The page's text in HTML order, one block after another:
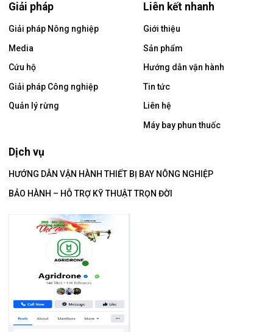
Giải pháp
Giải pháp Nông nghiệp
Media
Cứu hộ
Giải pháp Công nghiệp
Quản lý rừng
Dịch vụ
HƯỚNG DẪN VẬN HÀNH THIẾT BỊ BAY NÔNG NGHIỆP
BẢO HÀNH – HỖ TRỢ KỸ THUẬT TRỌN ĐỜI
Liên kết nhanh
Giới thiệu
Sản phẩm
Hướng dẫn vận hành
Tin tức
Liên hệ
Máy bay phun thuốc